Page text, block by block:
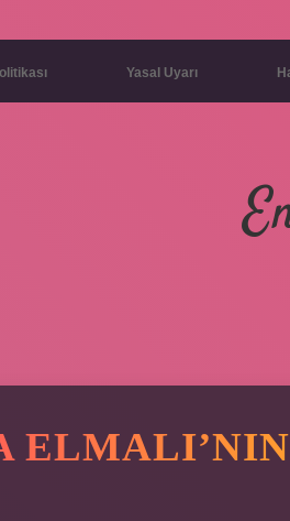
Yasal Uyarı